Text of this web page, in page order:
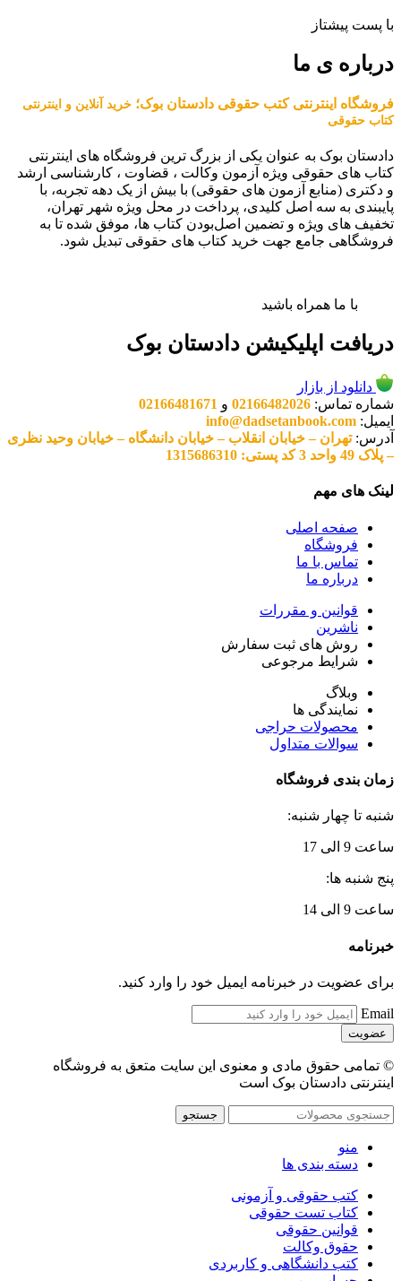
با پست پیشتاز
درباره ی ما
فروشگاه اینترنتی کتب حقوقی دادستان بوک؛ خرید آنلاین و اینترنتی
کتاب حقوقی
دادستان بوک به عنوان یکی از بزرگ ترین فروشگاه های اینترنتی
کتاب های حقوقی ویژه آزمون وکالت ، قضاوت ، کارشناسی ارشد
و دکتری (منابع آزمون های حقوقی) با بیش از یک دهه تجربه، با
پایبندی به سه اصل کلیدی، پرداخت در محل ویژه شهر تهران،
تخفیف های ویژه و تضمین اصل‌بودن کتاب ها، موفق شده تا به
فروشگاهی جامع جهت خرید کتاب های حقوقی تبدیل شود.
با ما همراه باشید
دریافت اپلیکیشن دادستان بوک
دانلود از بازار
شماره تماس: 02166482026 و 02166481671
ایمیل: info@dadsetanbook.com
آدرس:تهران – خیابان انقلاب – خیابان دانشگاه – خیابان وحید نظری
– پلاک 49 واحد 3 کد پستی: 1315686310
لینک های مهم
صفحه اصلی
فروشگاه
تماس با ما
درباره ما
قوانین و مقررات
ناشرین
روش های ثبت سفارش
شرایط مرجوعی
وبلاگ
نمایندگی ها
محصولات حراجی
سوالات متداول
زمان بندی فروشگاه
شنبه تا چهار شنبه:
ساعت 9 الی 17
پنج شنبه ها:
ساعت 9 الی 14
خبرنامه
برای عضویت در خبرنامه ایمیل خود را وارد کنید.
Email
© تمامی حقوق مادی و معنوی این سایت متعق به فروشگاه
اینترنتی دادستان بوک است
جستجو
منو
دسته بندی ها
کتب حقوقی و آزمونی
کتاب تست حقوقی
قوانین حقوقی
حقوق وکالت
کتب دانشگاهی و کاربردی